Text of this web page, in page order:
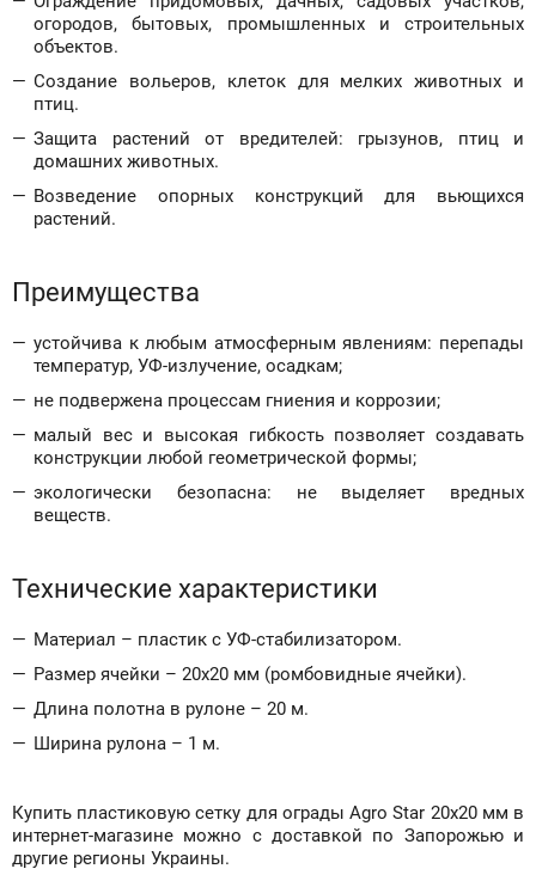
огородов, бытовых, промышленных и строительных
объектов.
Создание вольеров, клеток для мелких животных и
птиц.
Защита растений от вредителей: грызунов, птиц и
домашних животных.
Возведение опорных конструкций для вьющихся
растений.
Преимущества
устойчива к любым атмосферным явлениям: перепады
температур, УФ-излучение, осадкам;
не подвержена процессам гниения и коррозии;
малый вес и высокая гибкость позволяет создавать
конструкции любой геометрической формы;
экологически безопасна: не выделяет вредных
веществ.
Технические характеристики
Материал – пластик с УФ-стабилизатором.
Размер ячейки – 20х20 мм (ромбовидные ячейки).
Длина полотна в рулоне – 20 м.
Ширина рулона – 1 м.
Купить пластиковую сетку для ограды Agro Star 20х20 мм в
интернет-магазине можно с доставкой по Запорожью и
другие регионы Украины.